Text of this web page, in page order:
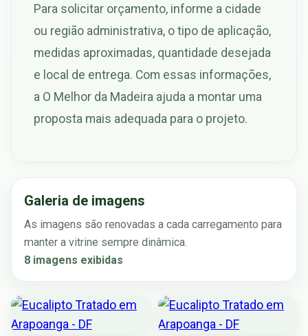
Para solicitar orçamento, informe a cidade
ou região administrativa, o tipo de aplicação,
medidas aproximadas, quantidade desejada
e local de entrega. Com essas informações,
a O Melhor da Madeira ajuda a montar uma
proposta mais adequada para o projeto.
Galeria de imagens
As imagens são renovadas a cada carregamento para
manter a vitrine sempre dinâmica.
8 imagens exibidas